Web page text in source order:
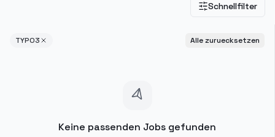
Schnellfilter
TYPO3 Alle zuruecksetzen
Keine passenden Jobs gefunden